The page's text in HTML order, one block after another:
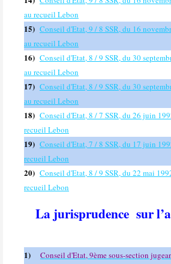
au recueil Lebon
15) Conseil d'Etat, 9 / 8 SSR, du 16
au recueil Lebon
16) Conseil d'Etat, 8 / 9 SSR, du 30
au recueil Lebon
17) Conseil d'Etat, 8 / 9 SSR, du 30
au recueil Lebon
18) Conseil d'Etat, 8 / 7 SSR, du 26 juin
recueil Lebon
19) Conseil d'Etat, 7 / 8 SSR, du 17 juin
recueil Lebon
20) Conseil d'Etat, 8 / 9 SSR, du 22 mai
recueil Lebon
La jurisprudence sur
1)
Conseil d'Etat, 9ème sous-section